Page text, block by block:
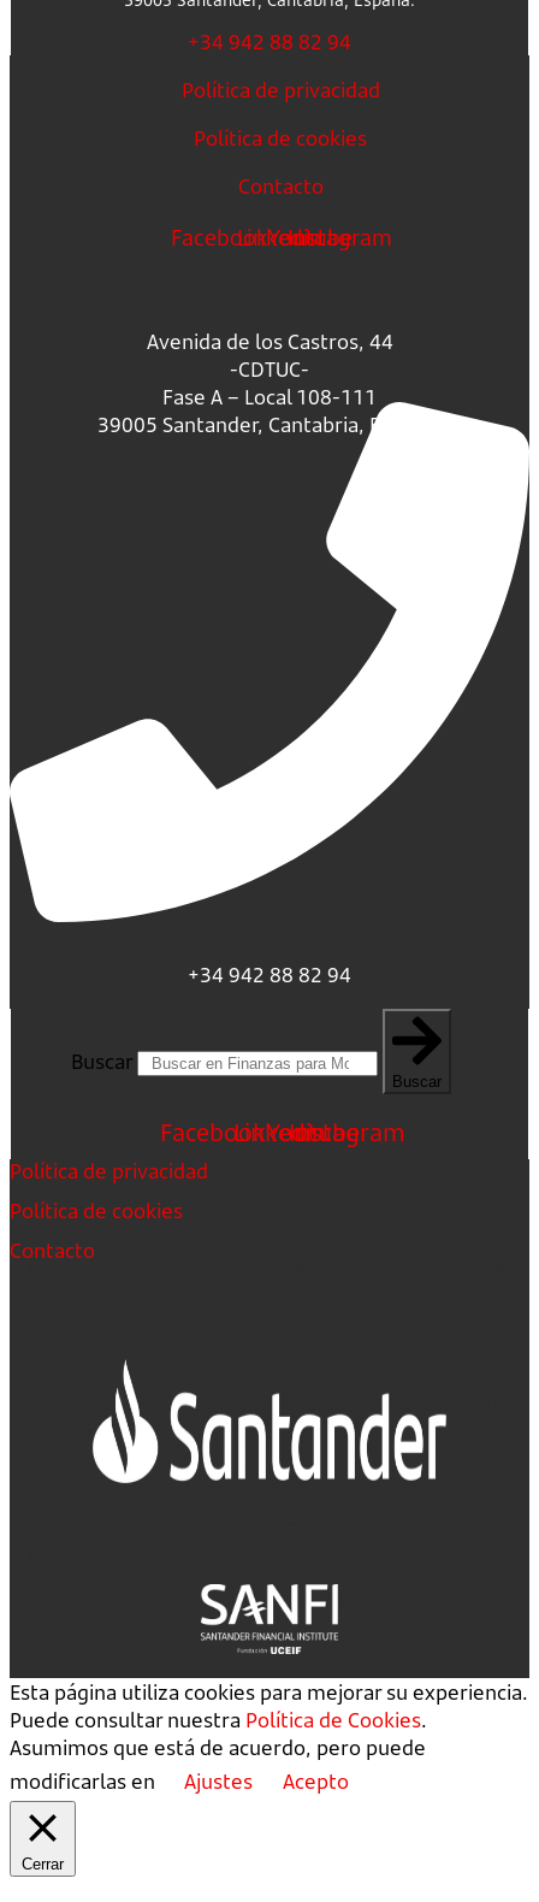
+34 942 88 82 94
Política de privacidad
Política de cookies
Contacto
FacebookLinkedin
Youtube
Instagram
Avenida de los Castros, 44
-CDTUC-
Fase A – Local 108-111
39005 Santander, Cantabria, España.
+34 942 88 82 94
Buscar
Buscar
FacebookLinkedin
Youtube
Instagram
Política de privacidad
Política de cookies
Contacto
Esta página utiliza cookies para mejorar su experiencia.
Puede consultar nuestra Política de Cookies.
Asumimos que está de acuerdo, pero puede
modificarlas en
Ajustes Acepto
Cerrar